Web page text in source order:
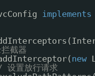
implements
截器
new
置放行请求